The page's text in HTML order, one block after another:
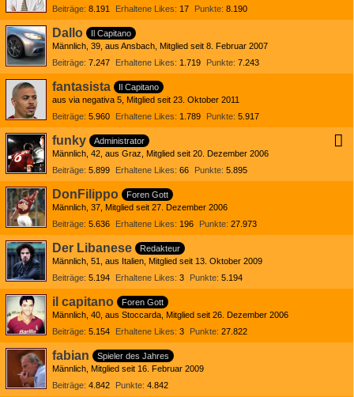
Beiträge 8.191 Erhaltene Likes 17 Punkte 8.190
Dallo
Il Capitano
Männlich 39 aus Ansbach Mitglied seit 8. Februar 2007
Beiträge 7.247 Erhaltene Likes 1.719 Punkte 7.243
fantasista
Il Capitano
aus via negativa 5 Mitglied seit 23. Oktober 2011
Beiträge 5.960 Erhaltene Likes 1.789 Punkte 5.917
funky
Administrator
Männlich 42 aus Graz Mitglied seit 20. Dezember 2006
Beiträge 5.899 Erhaltene Likes 66 Punkte 5.895
DonFilippo
Foren Gott
Männlich 37 Mitglied seit 27. Dezember 2006
Beiträge 5.636 Erhaltene Likes 196 Punkte 27.973
Der Libanese
Redakteur
Männlich 51 aus Italien Mitglied seit 13. Oktober 2009
Beiträge 5.194 Erhaltene Likes 3 Punkte 5.194
il capitano
Foren Gott
Männlich 40 aus Stoccarda Mitglied seit 26. Dezember 2006
Beiträge 5.154 Erhaltene Likes 3 Punkte 27.822
fabian
Spieler des Jahres
Männlich Mitglied seit 16. Februar 2009
Beiträge 4.842 Punkte 4.842